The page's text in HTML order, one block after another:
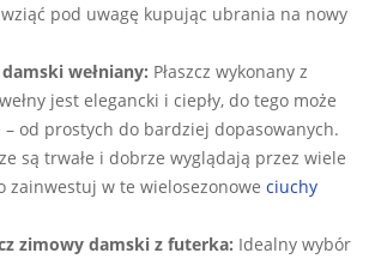
pod uwagę kupując ubrania na nowy
wełniany: Płaszcz wykonany z
jest elegancki i ciepły, do tego może
od prostych do bardziej dopasowanych.
są trwałe i dobrze wyglądają przez wiele
zainwestuj w te wielosezonowe ciuchy
zimowy damski z futerka: Idealny wybór